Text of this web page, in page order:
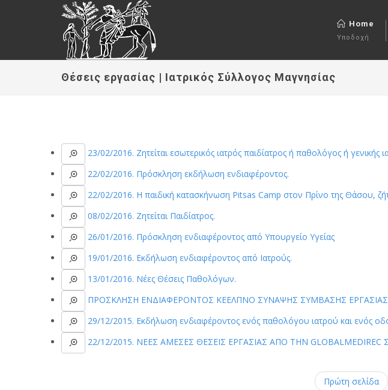
Home
Υποδοχή
Θέσεις εργασίας | Ιατρικός Σύλλογος Μαγνησίας
23/02/2016. Ζητείται εσωτερικός ιατρός παιδίατρος ή παθολόγος ή γενικής
22/02/2016. Πρόσκληση εκδήλωση ενδιαφέροντος.
22/02/2016. Η παιδική κατασκήνωση Pitsas Camp στον Πρίνο της Θάσου,
08/02/2016. Ζητείται Παιδίατρος.
26/01/2016. Πρόσκληση ενδιαφέροντος από Υπουργείο Υγείας
19/01/2016. Εκδήλωση ενδιαφέροντος από Ιατρούς.
13/01/2016. Νέες Θέσεις Παθολόγων.
ΠΡΟΣΚΛΗΣΗ ΕΝΔΙΑΦΕΡΟΝΤΟΣ ΚΕΕΛΠΝΟ ΣΥΝΑΨΗΣ ΣΥΜΒΑΣΗΣ ΕΡΓΑΣΙΑΣ
29/12/2015. Εκδήλωση ενδιαφέροντος ενός παθολόγου ιατρού και ενός
22/12/2015. ΝΕΕΣ ΑΜΕΣΕΣ ΘΕΣΕΙΣ ΕΡΓΑΣΙΑΣ ΑΠΟ ΤΗΝ
Πρώτη σελίδα